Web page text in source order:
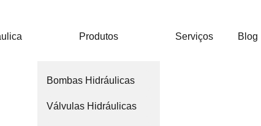
Produtos
Bombas Hidráulicas
Válvulas Hidráulicas
Serviços Blog